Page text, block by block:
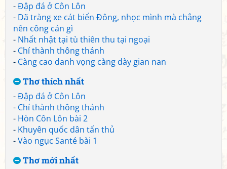
-Đập đá ở Côn Lôn
- Dã tràng xe cát biển Đông, nhọc mình mà chẳng
nên công cán gì
- Nhất nhật tại tù thiên thu tại ngoại
- Chí thành thông thánh
- Càng cao danh vọng càng dày gian nan
Thơ thích nhất
-Đập đá ở Côn Lôn
- Chí thành thông thánh
- Hòn Côn Lôn bài 2
- Khuyên quốc dân tấn thủ
-Vào ngục Santé bài 1
Thơ mới nhất